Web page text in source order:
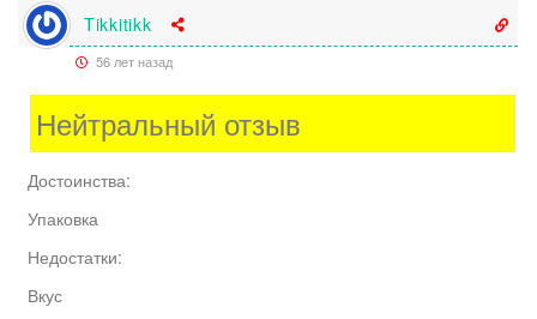
Tikkitikk
56 лет назад
Нейтральный отзыв
Достоинства:
Упаковка
Недостатки:
Вкус